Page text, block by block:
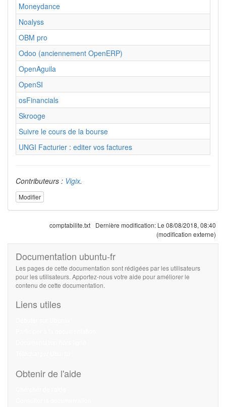
Moneydance
Noalyss
OBM pro
Odoo (anciennement OpenERP)
OpenAguila
OpenSI
osFinancials
Skrooge
Suivre le cours de la bourse
UNGI Facturier : editer vos factures
Contributeurs : Vigix.
Modifier
comptabilite.txt Dernière modification: Le 08/08/2018, 08:40
(modification externe)
Documentation ubuntu-fr
Les pages de cette documentation sont rédigées par les utilisateurs
pour les utilisateurs. Apportez-nous votre aide pour améliorer le
contenu de cette documentation.
Liens utiles
Obtenir de l'aide